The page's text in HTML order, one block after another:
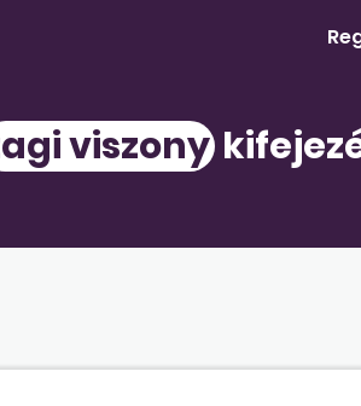
viszony